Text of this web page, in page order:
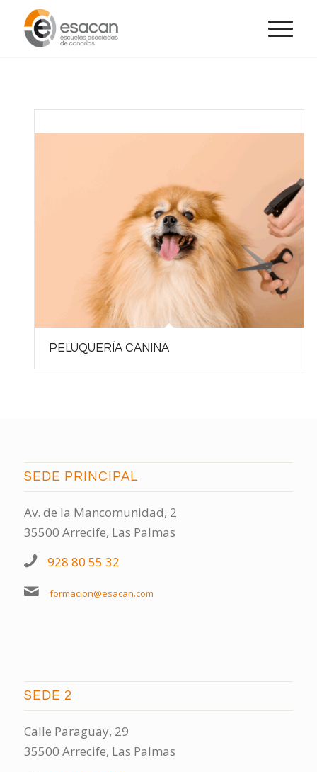
PELUQUERÍA CANINA
SEDE PRINCIPAL
Av. de la Mancomunidad, 2
35500 Arrecife, Las Palmas
928 80 55 32
formacion@esacan.com
SEDE 2
Calle Paraguay, 29
35500 Arrecife, Las Palmas